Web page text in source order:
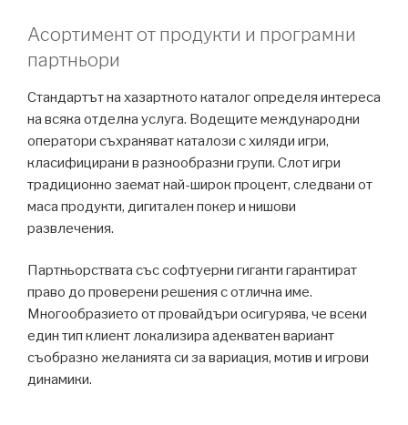
Асортимент от продукти и програмни
партньори
Стандартът на хазартното каталог определя интереса
на всяка отделна услуга. Водещите международни
оператори съхраняват каталози с хиляди игри,
класифицирани в разнообразни групи. Слот игри
традиционно заемат най-широк процент, следвани от
маса продукти, дигитален покер и нишови
развлечения.
Партньорствата със софтуерни гиганти гарантират
право до проверени решения с отлична име.
Многообразието от провайдъри осигурява, че всеки
един тип клиент локализира адекватен вариант
съобразно желанията си за вариация, мотив и игрови
динамики.